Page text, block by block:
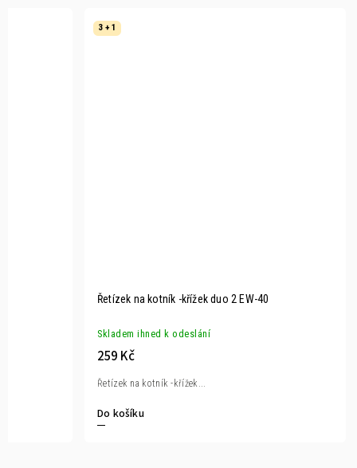
3 + 1
Řetízek na kotník -křížek duo 2 EW-40
Skladem ihned k odeslání
259 Kč
Do košíku
Řetízek na kotník -křížek...